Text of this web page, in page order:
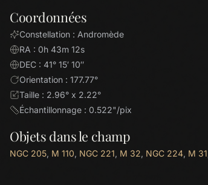
Coordonnées
Constellation : Andromède
RA : 0h 43m 12s
DEC : 41° 15′ 10″
Orientation : 177.77°
Taille : 2.96° x 2.22°
Échantillonnage : 0.522"/pix
Objets dans le champ
NGC 205, M 110, NGC 221, M 32, NGC 224, M 31